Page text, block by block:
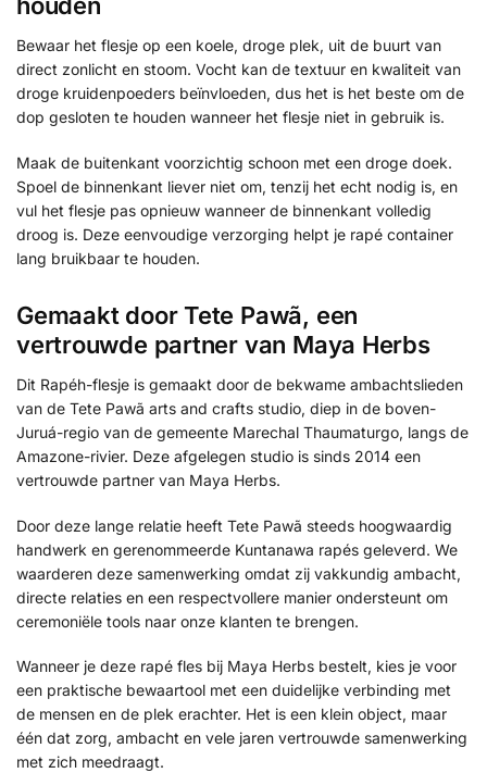
houden
Bewaar het flesje op een koele, droge plek, uit de buurt van
direct zonlicht en stoom. Vocht kan de textuur en kwaliteit van
droge kruidenpoeders beïnvloeden, dus het is het beste om de
dop gesloten te houden wanneer het flesje niet in gebruik is.
Maak de buitenkant voorzichtig schoon met een droge doek.
Spoel de binnenkant liever niet om, tenzij het echt nodig is, en
vul het flesje pas opnieuw wanneer de binnenkant volledig
droog is. Deze eenvoudige verzorging helpt je rapé container
lang bruikbaar te houden.
Gemaakt door Tete Pawã, een
vertrouwde partner van Maya Herbs
Dit Rapéh-flesje is gemaakt door de bekwame ambachtslieden
van de Tete Pawã arts and crafts studio, diep in de boven-
Juruá-regio van de gemeente Marechal Thaumaturgo, langs de
Amazone-rivier. Deze afgelegen studio is sinds 2014 een
vertrouwde partner van Maya Herbs.
Door deze lange relatie heeft Tete Pawã steeds hoogwaardig
handwerk en gerenommeerde Kuntanawa rapés geleverd. We
waarderen deze samenwerking omdat zij vakkundig ambacht,
directe relaties en een respectvollere manier ondersteunt om
ceremoniële tools naar onze klanten te brengen.
Wanneer je deze rapé fles bij Maya Herbs bestelt, kies je voor
een praktische bewaartool met een duidelijke verbinding met
de mensen en de plek erachter. Het is een klein object, maar
één dat zorg, ambacht en vele jaren vertrouwde samenwerking
met zich meedraagt.